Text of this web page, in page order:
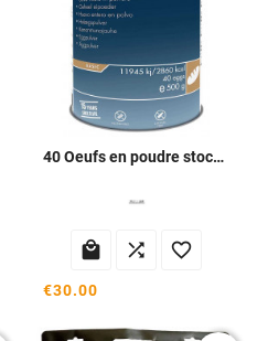
40 Oeufs en poudre stock survie
  
€30.00